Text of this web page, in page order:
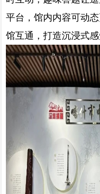
平台，馆内内容可动
馆互通，打造沉浸式感